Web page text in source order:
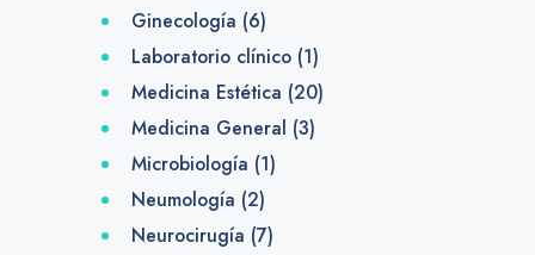
Ginecología (6)
Laboratorio clínico(1)
Medicina Estética (20)
Medicina General (3)
Microbiología (1)
Neumología (2)
Neurocirugía (7)